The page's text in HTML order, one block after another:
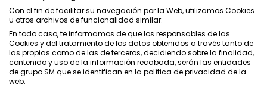
Contacto
Política de privacidad
Condiciones de uso
Política de cookies
Con el fin de facilitar su navegación por la Web, utilizamos Cookies
u otros archivos de funcionalidad similar.
En todo caso, te informamos de que los responsables de las
Cookies y del tratamiento de los datos obtenidos a través tanto de
las propias como de las de terceros, decidiendo sobre la finalidad,
contenido y uso de la información recabada, serán las entidades
de grupo SM que se identifican en la política de privacidad de la
web.